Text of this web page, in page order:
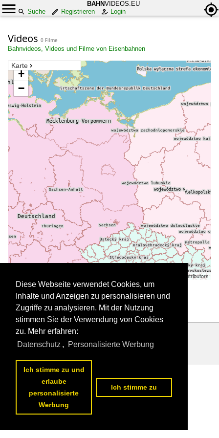
BAHNVIDEOS.EU
Suche
Registrieren Login
Videos 0 Filme
Bahnvideos, Videos und Filme von Eisenbahnen
Karte
+
−
contributors
Daten werden geladen
Datenschutzerklärung |Impressum| Kontakt
Diese Webseite verwendet Cookies, um
Inhalte und Anzeigen zu personalisieren und
Zugriffe zu analysieren. Mit der Nutzung
stimmen Sie der Verwendung von Cookies
zu. Mehr erfahren:
Datenschutz , Personalisierte Werbung
Ich stimme zu und
erlaube
personalisierte
Werbung
Ich stimme zu